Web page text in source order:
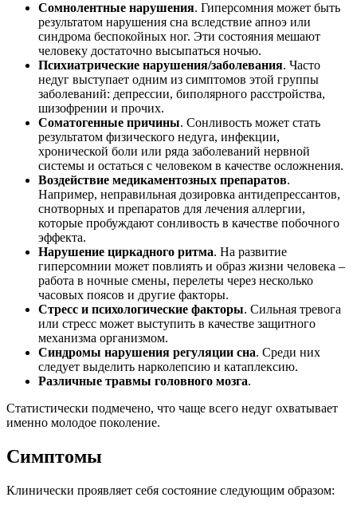
Сомнолентные нарушения. Гиперсомния может быть
результатом нарушения сна вследствие апноэ или
синдрома беспокойных ног. Эти состояния мешают
человеку достаточно высыпаться ночью.
Психиатрические нарушения/заболевания. Часто
недуг выступает одним из симптомов этой группы
заболеваний: депрессии, биполярного расстройства,
шизофрении и прочих.
Соматогенные причины. Сонливость может стать
результатом физического недуга, инфекции,
хронической боли или ряда заболеваний нервной
системы и остаться с человеком в качестве осложнения.
Воздействие медикаментозных препаратов.
Например, неправильная дозировка антидепрессантов,
снотворных и препаратов для лечения аллергии,
которые пробуждают сонливость в качестве побочного
эффекта.
Нарушение циркадного ритма. На развитие
гиперсомнии может повлиять и образ жизни человека –
работа в ночные смены, перелеты через несколько
часовых поясов и другие факторы.
Стресс и психологические факторы. Сильная тревога
или стресс может выступить в качестве защитного
механизма организмом.
Синдромы нарушения регуляции сна. Среди них
следует выделить нарколепсию и катаплексию.
Различные травмы головного мозга.
Статистически подмечено, что чаще всего недуг охватывает
именно молодое поколение.
Симптомы
Клинически проявляет себя состояние следующим образом: